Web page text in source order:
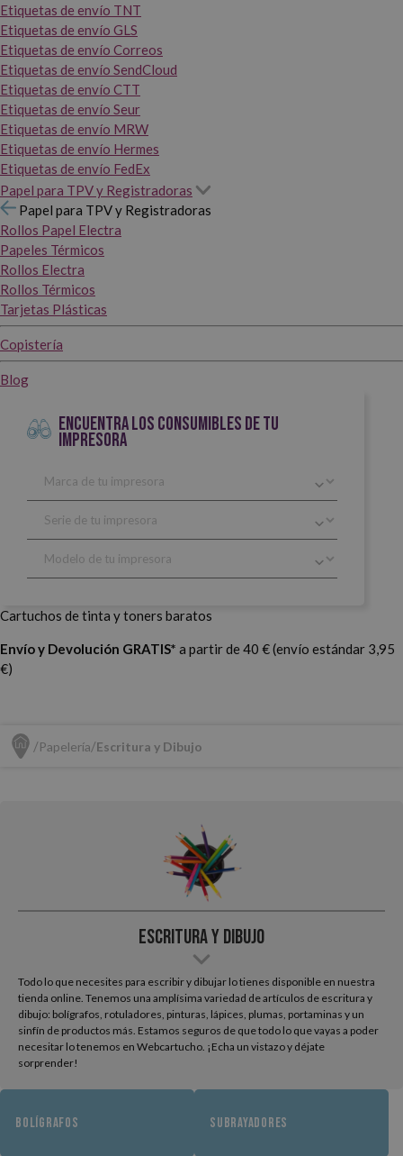
Etiquetas de envío TNT
Etiquetas de envío GLS
Etiquetas de envío Correos
Etiquetas de envío SendCloud
Etiquetas de envío CTT
Etiquetas de envío Seur
Etiquetas de envío MRW
Etiquetas de envío Hermes
Etiquetas de envío FedEx
Papel para TPV y Registradoras
Papel para TPV y Registradoras
Rollos Papel Electra
Papeles Térmicos
Rollos Electra
Rollos Térmicos
Tarjetas Plásticas
Copistería
Blog
ENCUENTRA LOS CONSUMIBLES DE TU
IMPRESORA
Cartuchos de tinta y toners baratos
Envío y Devolución GRATIS* a partir de 40 € (envío estándar 3,95
€)
Papelería Escritura y Dibujo
Escritura y Dibujo
Todo lo que necesites para escribir y dibujar lo tienes disponible en nuestra
tienda online. Tenemos una amplísima variedad de artículos de escritura y
dibujo: bolígrafos, rotuladores, pinturas, lápices, plumas, portaminas y un
sinfín de productos más. Estamos seguros de que todo lo que vayas a poder
necesitar lo tenemos en Webcartucho. ¡Echa un vistazo y déjate
sorprender!
BOLÍGRAFOS SUBRAYADORES